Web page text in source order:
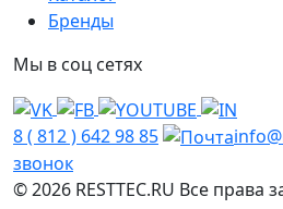
Бренды
Мы в соц сетях
8 ( 812 ) 642 98 85
звонок
© 2026 RESTTEC.RU Все